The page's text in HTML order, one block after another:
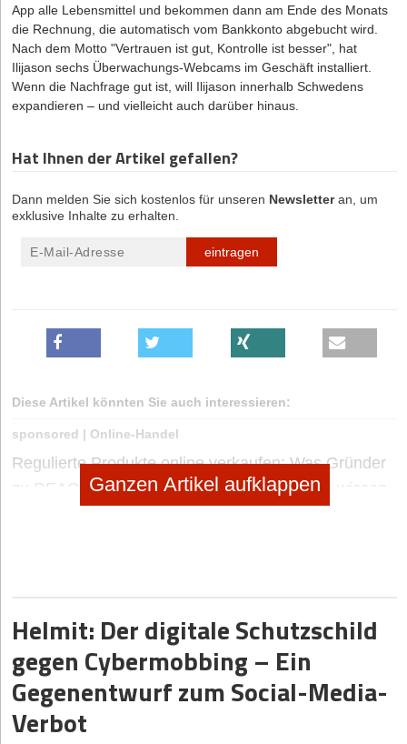
App alle Lebensmittel und bekommen dann am Ende des Monats
die Rechnung, die automatisch vom Bankkonto abgebucht wird.
Nach dem Motto "Vertrauen ist gut, Kontrolle ist besser", hat
Ilijason sechs Überwachungs-Webcams im Geschäft installiert.
Wenn die Nachfrage gut ist, will Ilijason innerhalb Schwedens
expandieren – und vielleicht auch darüber hinaus.
Hat Ihnen der Artikel gefallen?
Dann melden Sie sich kostenlos für unseren Newsletteran, um
exklusive Inhalte zu erhalten.
eintragen
Diese Artikel könnten Sie auch interessieren:
sponsored | Online-Handel
Regulierte Produkte online verkaufen: Was Gründer
zu REACH, Produktsicherheit & Compliance wissen
Selbstständig machen als Foodtrucker
no subtitle Geschäftsideen Mobilität, Auto, Verkehr
Digitaler Vorreiter: Wie Bootsschule1 die Sportboot-
Ausbildung umkrempelt
Ganzen Artikel aufklappen
Helmit: Der digitale Schutzschild
gegen Cybermobbing – Ein
Gegenentwurf zum Social-Media-
Verbot